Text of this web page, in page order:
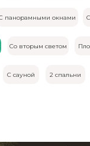
2 спальни
С сауной
Со вторым светом
панорамными окнами